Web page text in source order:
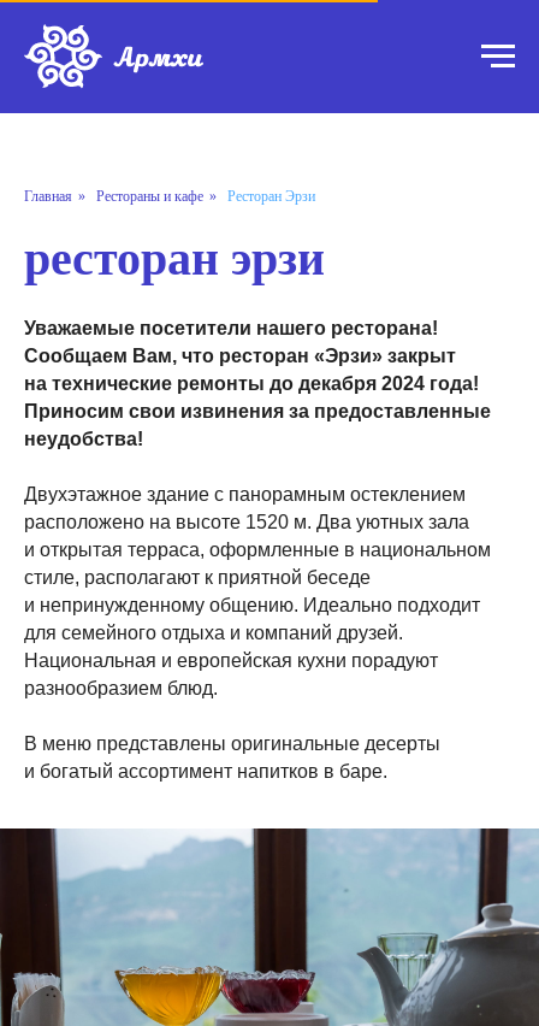
Главная » Рестораны и кафе » Ресторан Эрзи
ресторан эрзи
Уважаемые посетители нашего ресторана!
Сообщаем Вам, что ресторан «Эрзи» закрыт
на технические ремонты до декабря 2024 года!
Приносим свои извинения за предоставленные
неудобства!
Двухэтажное здание с панорамным остеклением
расположено на высоте 1520 м. Два уютных зала
и открытая терраса, оформленные в национальном
стиле, располагают к приятной беседе
и непринужденному общению. Идеально подходит
для семейного отдыха и компаний друзей.
Национальная и европейская кухни порадуют
разнообразием блюд.
В меню представлены оригинальные десерты
и богатый ассортимент напитков в баре.